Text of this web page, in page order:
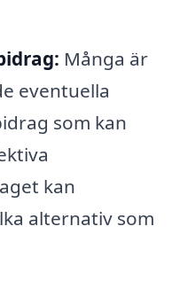
Många är
eventuella
som kan
kan
alternativ som